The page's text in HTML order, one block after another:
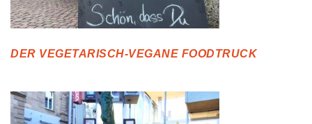
DER VEGETARISCH-VEGANE FOODTRUCK